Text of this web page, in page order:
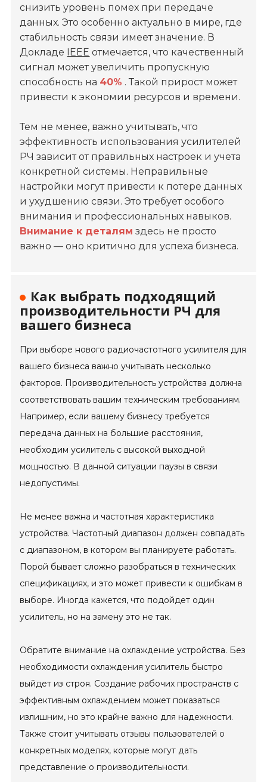
снизить уровень помех при передаче
данных. Это особенно актуально в мире, где
стабильность связи имеет значение. В
Докладе IEEE отмечается, что качественный
сигнал может увеличить пропускную
способность на 40% . Такой прирост может
привести к экономии ресурсов и времени.
Тем не менее, важно учитывать, что
эффективность использования усилителей
РЧ зависит от правильных настроек и учета
конкретной системы. Неправильные
настройки могут привести к потере данных
и ухудшению связи. Это требует особого
внимания и профессиональных навыков.
Внимание к деталям здесь не просто
важно — оно критично для успеха бизнеса.
Как выбрать подходящий
производительности РЧ для
вашего бизнеса
При выборе нового радиочастотного усилителя для
вашего бизнеса важно учитывать несколько
факторов. Производительность устройства должна
соответствовать вашим техническим требованиям.
Например, если вашему бизнесу требуется
передача данных на большие расстояния,
необходим усилитель с высокой выходной
мощностью. В данной ситуации паузы в связи
недопустимы.
Не менее важна и частотная характеристика
устройства. Частотный диапазон должен совпадать
с диапазоном, в котором вы планируете работать.
Порой бывает сложно разобраться в технических
спецификациях, и это может привести к ошибкам в
выборе. Иногда кажется, что подойдет один
усилитель, но на замену это не так.
Обратите внимание на охлаждение устройства. Без
необходимости охлаждения усилитель быстро
выйдет из строя. Создание рабочих пространств с
эффективным охлаждением может показаться
излишним, но это крайне важно для надежности.
Также стоит учитывать отзывы пользователей о
конкретных моделях, которые могут дать
представление о производительности.